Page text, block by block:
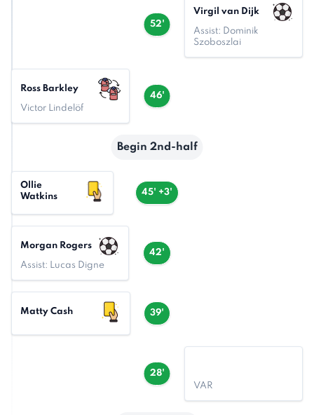
52'
Virgil van Dijk
Assist: Dominik
Szoboszlai
46'
Ross Barkley
Victor Lindelöf
Begin 2nd-half
45' +3'
Ollie
Watkins
42'
Morgan Rogers
Assist: Lucas Digne
39'
Matty Cash
28'
VAR